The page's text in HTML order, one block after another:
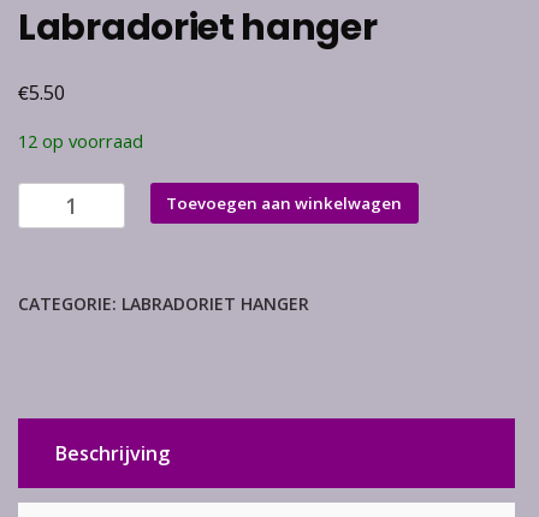
Labradoriet hanger
€5.50
12 op voorraad
Labradoriet
hanger
Toevoegen aan winkelwagen
CATEGORIE: LABRADORIET HANGER
Beschrijving